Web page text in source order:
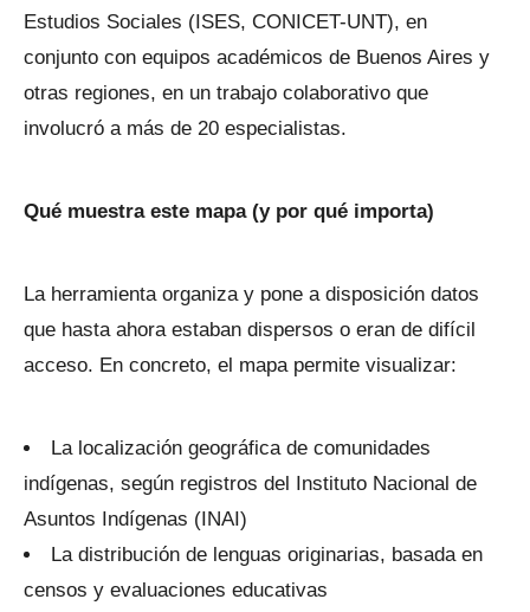
Estudios Sociales (ISES, CONICET-UNT), en
conjunto con equipos académicos de Buenos Aires y
otras regiones, en un trabajo colaborativo que
involucró a más de 20 especialistas.
Qué muestra este mapa (y por qué importa)
La herramienta organiza y pone a disposición datos
que hasta ahora estaban dispersos o eran de difícil
acceso. En concreto, el mapa permite visualizar:
La localización geográfica de comunidades
indígenas, según registros del Instituto Nacional de
Asuntos Indígenas (INAI)
La distribución de lenguas originarias, basada en
censos y evaluaciones educativas